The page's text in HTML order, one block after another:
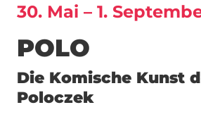
30. Mai – 1.
POLO
Die Komische Kunst
Poloczek